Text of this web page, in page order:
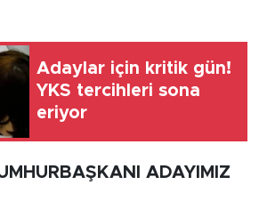
Adaylar için kritik gün!
YKS tercihleri sona
eriyor
ADAYIMIZ